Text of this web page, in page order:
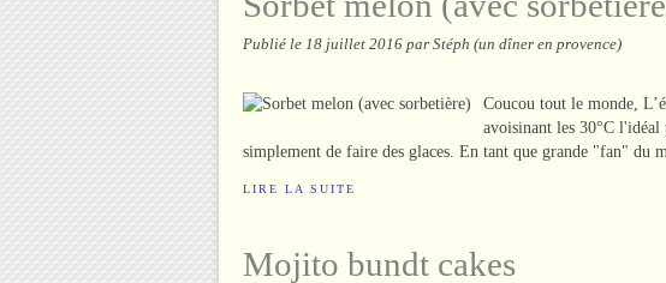
Publié le 18 juillet 2016 par Stéph (un dîner en provence)
Coucou tout le monde,
avoisinant les 30°C
simplement de faire des glaces. En tant que grande "fan"
LIRE LA SUITE
Mojito bundt cakes